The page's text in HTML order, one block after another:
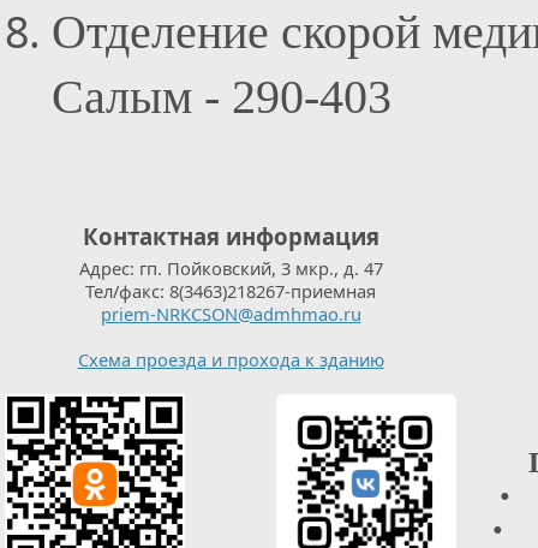
Отделение скорой
Салым - 290-403
Контактная информация
Адрес: гп. Пойковский, 3 мкр., д. 47
Тел/факс: 8(3463)218267-приемная
priem-NRKCSON@admhmao.ru
Схема проезда и прохода к зданию
•
•